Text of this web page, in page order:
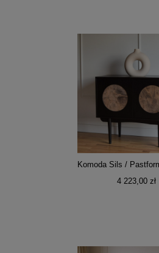
Komoda Sils /
4 223,00 zł